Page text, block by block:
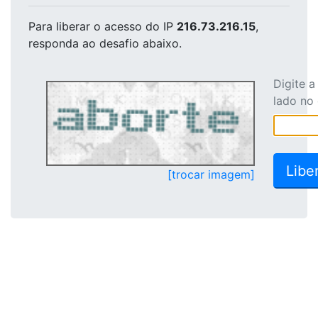
Para liberar o acesso do IP 216.73.216.15,
responda ao desafio abaixo.
[trocar imagem]
Digite
lado no